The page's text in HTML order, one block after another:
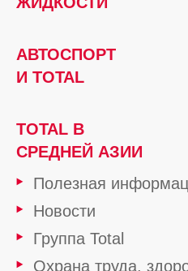
АВТОСПОРТ
И TOTAL
TOTAL В
СРЕДНЕЙ АЗИИ
Полезная
Новости
Группа Total
Охрана труда,